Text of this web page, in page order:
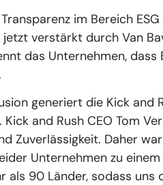
im Bereich
jetzt verstärkt durch Van
das Unternehmen,
generiert die Kick
Kick and Rush CEO Tom
Zuverlässigkeit. Daher
Unternehmen zu
als 90 Länder, sodass uns